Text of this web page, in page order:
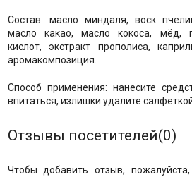
Состав: масло миндаля, воск
масло какао, масло кокоса, мёд,
кислот, экстракт прополиса,
аромакомпозиция.
Способ применения: нанесите
впитаться, излишки удалите
Отзывы посетителей(0)
Чтобы добавить отзыв, пожалуйста,